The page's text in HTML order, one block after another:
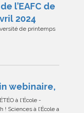
l’EAFC de
2024
de printemps
webinaire,
à l'École -
! Sciences à l’École a